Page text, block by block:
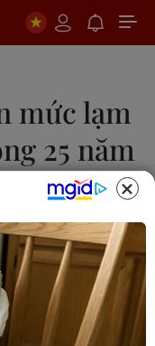
mức lạm
25 năm
nhiều so với
ương châu Âu